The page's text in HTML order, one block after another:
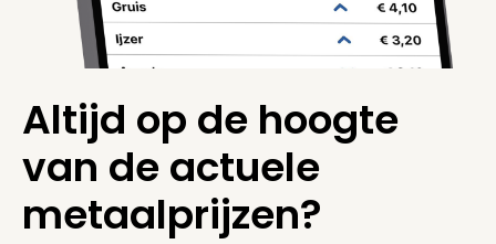
Altijd op de hoogte
van de actuele
metaalprijzen?